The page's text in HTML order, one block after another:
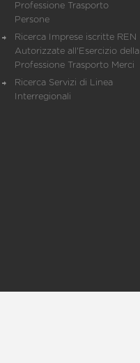
Professione Trasporto
Persone
Ricerca Imprese iscritte REN
Autorizzate all'Esercizio della
Professione Trasporto Merci
Ricerca Servizi di Linea
Interregionali